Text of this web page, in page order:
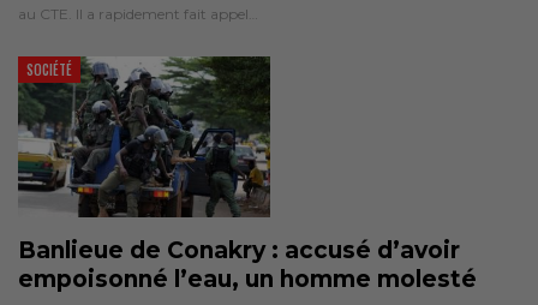
au CTE. Il a rapidement fait appel…
SOCIÉTÉ
Banlieue de Conakry : accusé d’avoir
empoisonné l’eau, un homme molesté